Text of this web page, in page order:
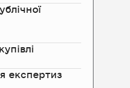
експертиз